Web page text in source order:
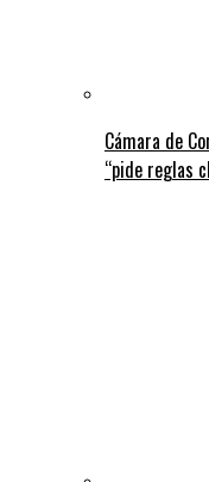
Cámara de
“pide reglas